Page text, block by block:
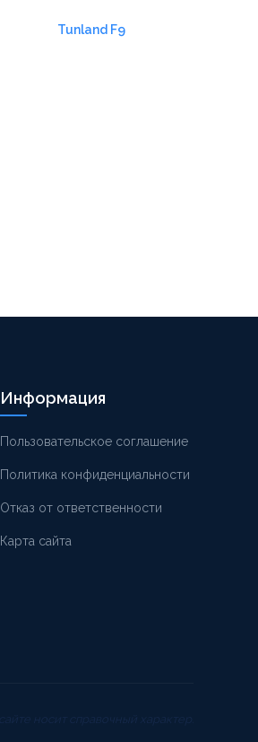
Tunland F9
Информация
Пользовательское соглашение
Политика конфиденциальности
Отказ от ответственности
Карта сайта